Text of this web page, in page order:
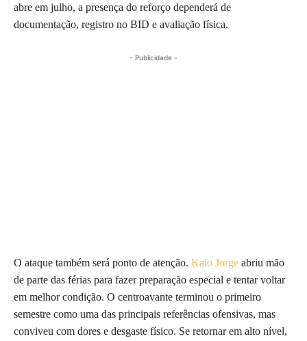
abre em julho, a presença do reforço dependerá de
documentação, registro no BID e avaliação física.
- Publicidade -
O ataque também será ponto de atenção. Kaio Jorge abriu mão
de parte das férias para fazer preparação especial e tentar voltar
em melhor condição. O centroavante terminou o primeiro
semestre como uma das principais referências ofensivas, mas
conviveu com dores e desgaste físico. Se retornar em alto nível,